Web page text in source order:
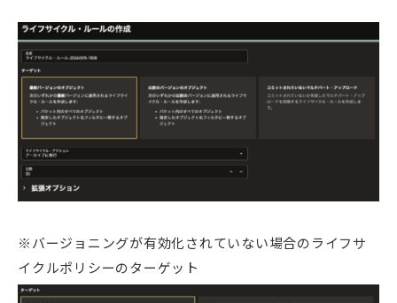
※バージョニングが有効化されていない場合のライフサ
イクルポリシーのターゲット